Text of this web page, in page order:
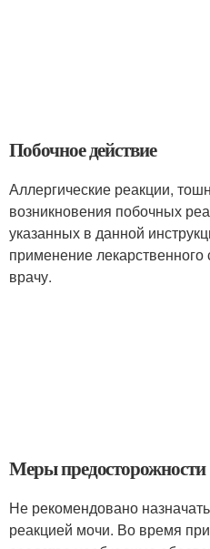
Побочное действие
Аллергические реакции,
возникновения побочных
указанных в данной
применение лекарственного
врачу.
Меры предосторожности
Не рекомендовано
реакцией мочи. Во время